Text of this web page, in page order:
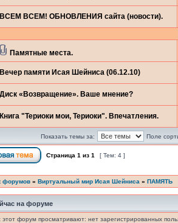
ВСЕМ ВСЕМ! ОБНОВЛЕНИЯ сайта (новости).
Памятные места.
Вечер памяти Исая Шейниса (06.12.10)
Диск «Возвращение». Ваше мнение?
Книга "Териоки мои, Териоки". Впечатления.
Показать темы за: Поле
Страница 1 из 1 [ Тем: 4 ]
форумов » Виртуальный мир Исая Шейниса » ПАМЯТЬ
на форуме
этот форум просматривают: нет зарегистрированных